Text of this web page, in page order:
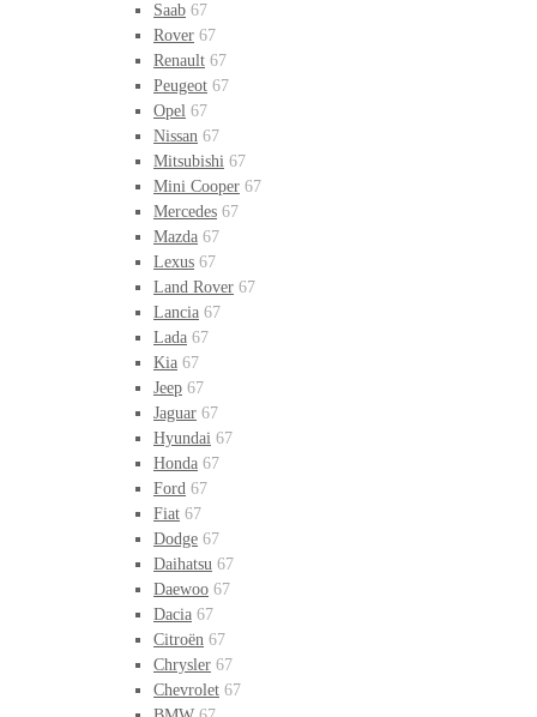
Saab 67
Rover 67
Renault 67
Peugeot 67
Opel 67
Nissan 67
Mitsubishi 67
Mini Cooper 67
Mercedes 67
Mazda 67
Lexus 67
Land Rover 67
Lancia 67
Lada 67
Kia 67
Jeep 67
Jaguar 67
Hyundai 67
Honda 67
Ford 67
Fiat 67
Dodge 67
Daihatsu 67
Daewoo 67
Dacia 67
Citroën 67
Chrysler 67
Chevrolet 67